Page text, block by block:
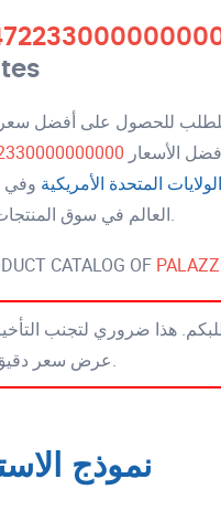
الولايات المتحدة الأمريكية وفي
العالم في سوق المنتجات الصناعية.
CATALOG OF
هذا ضروري لتجنب
عرض سعر دقيق وسريع.
نموذج